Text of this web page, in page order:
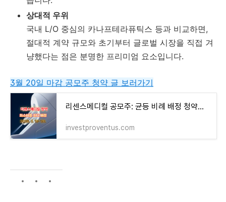
상대적 우위
국내 L/O 중심의 카나프테라퓨틱스 등과 비교하면,
절대적 계약 규모와 초기부터 글로벌 시장을 직접 겨
냥했다는 점은 분명한 프리미엄 요소입니다.
3월 20일 마감 공모주 청약 글 보러가기
리센스메디컬 공모주: 균등 비례 배정 청약전략
investproventus.com